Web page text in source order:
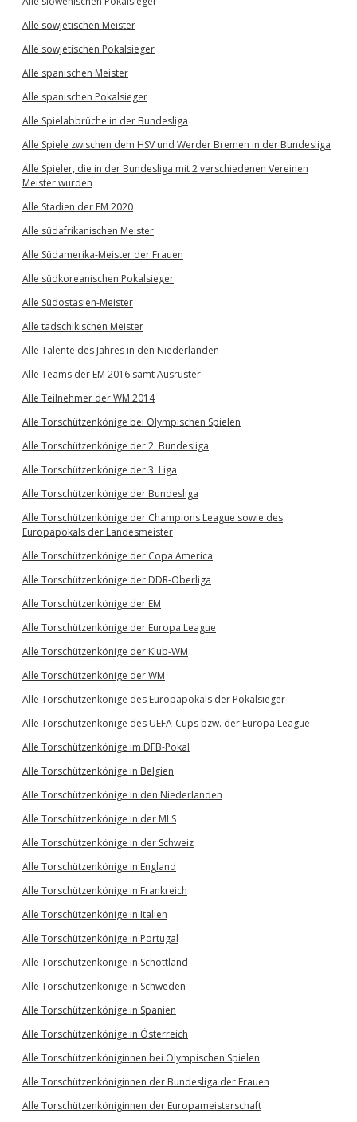
Alle sowjetischen Meister
Alle sowjetischen Pokalsieger
Alle spanischen Meister
Alle spanischen Pokalsieger
Alle Spielabbrüche in der Bundesliga
Alle Spiele zwischen dem HSV und Werder Bremen in der Bundesliga
Alle Spieler, die in der Bundesliga mit 2 verschiedenen Vereinen
Meister wurden
Alle Stadien der EM 2020
Alle südafrikanischen Meister
Alle Südamerika-Meister der Frauen
Alle südkoreanischen Pokalsieger
Alle Südostasien-Meister
Alle tadschikischen Meister
Alle Talente des Jahres in den Niederlanden
Alle Teams der EM 2016 samt Ausrüster
Alle Teilnehmer der WM 2014
Alle Torschützenkönige bei Olympischen Spielen
Alle Torschützenkönige der 2. Bundesliga
Alle Torschützenkönige der 3. Liga
Alle Torschützenkönige der Bundesliga
Alle Torschützenkönige der Champions League sowie des
Europapokals der Landesmeister
Alle Torschützenkönige der Copa America
Alle Torschützenkönige der DDR-Oberliga
Alle Torschützenkönige der EM
Alle Torschützenkönige der Europa League
Alle Torschützenkönige der Klub-WM
Alle Torschützenkönige der WM
Alle Torschützenkönige des Europapokals der Pokalsieger
Alle Torschützenkönige des UEFA-Cups bzw. der Europa League
Alle Torschützenkönige im DFB-Pokal
Alle Torschützenkönige in Belgien
Alle Torschützenkönige in den Niederlanden
Alle Torschützenkönige in der MLS
Alle Torschützenkönige in der Schweiz
Alle Torschützenkönige in England
Alle Torschützenkönige in Frankreich
Alle Torschützenkönige in Italien
Alle Torschützenkönige in Portugal
Alle Torschützenkönige in Schottland
Alle Torschützenkönige in Schweden
Alle Torschützenkönige in Spanien
Alle Torschützenkönige in Österreich
Alle Torschützenköniginnen bei Olympischen Spielen
Alle Torschützenköniginnen der Bundesliga der Frauen
Alle Torschützenköniginnen der Europameisterschaft